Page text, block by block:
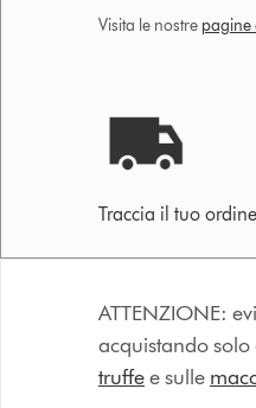
Visita le nostre pagine
Traccia il tuo ordine
ATTENZIONE:
acquistando solo
truffee sulle